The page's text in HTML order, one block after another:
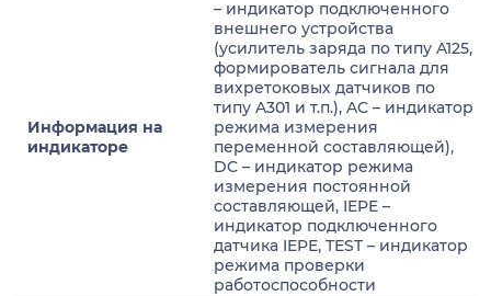
Информация на
индикаторе
– индикатор подключенного
внешнего устройства
(усилитель заряда по типу A125,
формирователь сигнала для
вихретоковых датчиков по
типу A301 и т.п.), AC – индикатор
режима измерения
переменной составляющей),
DC – индикатор режима
измерения постоянной
составляющей, IEPE –
индикатор подключенного
датчика IEPE, TEST – индикатор
режима проверки
работоспособности